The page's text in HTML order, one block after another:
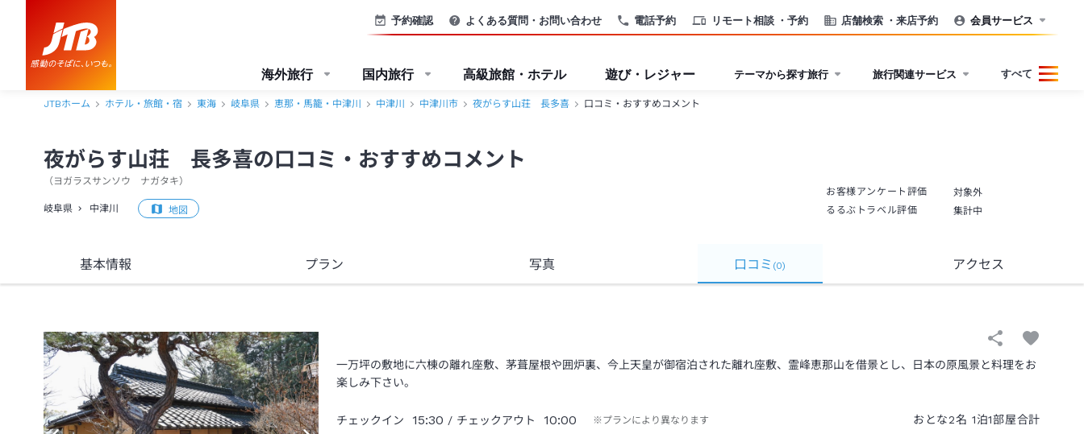
電話予約 リモート相談 ・予約 店舗検索 ・来店予約
予約確認 よくある質問・お問い合わせ 会員サービス
海外旅行 国内旅行 高級旅館・ホテル 遊び・レジャー テーマから探す旅行 旅行関連サービス すべて
JTBホーム ホテル・旅館・宿 東海 岐阜県 恵那・馬籠・中津川 中津川 中津川市 夜がらす山荘 長多喜 口コミ・おすすめコメント
夜がらす山荘 長多喜の口コミ・おすすめコメント
（ ヨガラスサンソウ ナガタキ）
岐阜県 中津川 地図
お客様アンケート評価
対象外
るるぶトラベル評価
集計中
基本情報 プラン 写真 口コミ (0) アクセス
一万坪の敷地に六棟の離れ座敷、茅葺屋根や囲炉裏、今上天皇が御宿泊された離れ座敷、霊峰恵那山を借景とし、日本の原風景と料理をお
楽しみ下さい。
チェックイン 15:30 / チェックアウト 10:00 ※プランにより異なります おとな2名 1泊1部屋合計